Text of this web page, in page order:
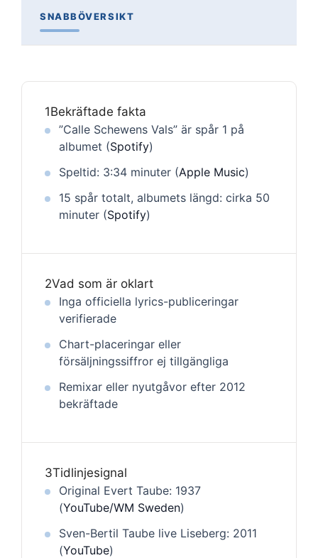
SNABBÖVERSIKT
1Bekräftade fakta
”Calle Schewens Vals” är spår 1 på
albumet (Spotify)
Speltid: 3:34 minuter (Apple Music)
15 spår totalt, albumets längd: cirka 50
minuter (Spotify)
2Vad som är oklart
Inga officiella lyrics-publiceringar
verifierade
Chart-placeringar eller
försäljningssiffror ej tillgängliga
Remixar eller nyutgåvor efter 2012
bekräftade
3Tidlinjesignal
Original Evert Taube: 1937
(YouTube/WM Sweden)
Sven-Bertil Taube live Liseberg: 2011
(YouTube)